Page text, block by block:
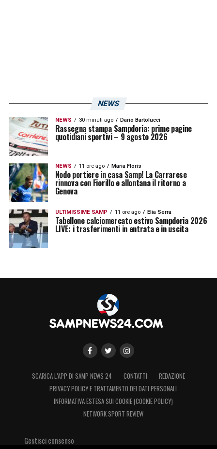
NEWS
NEWS 30 minuti ago Dario Bartolucci
Rassegna stampa Sampdoria: prime pagine
quotidiani sportivi – 9 agosto 2026
NEWS 11 ore ago Maria Floris
Nodo portiere in casa Samp! La Carrarese
rinnova con Fiorillo e allontana il ritorno a
Genova
ULTIMISSIME SAMP 11 ore ago Elia Serra
Tabellone calciomercato estivo Sampdoria 2026
LIVE: i trasferimenti in entrata e in uscita
SCARICA L’APP DI SAMP NEWS 24 CONTATTI
REDAZIONE
PRIVACY POLICY E TRATTAMENTO DEI DATI PERSONALI
INFORMATIVA ESTESA SUI COOKIE (COOKIE POLICY)
NETWORK SPORT REVIEW
Gestisci consenso